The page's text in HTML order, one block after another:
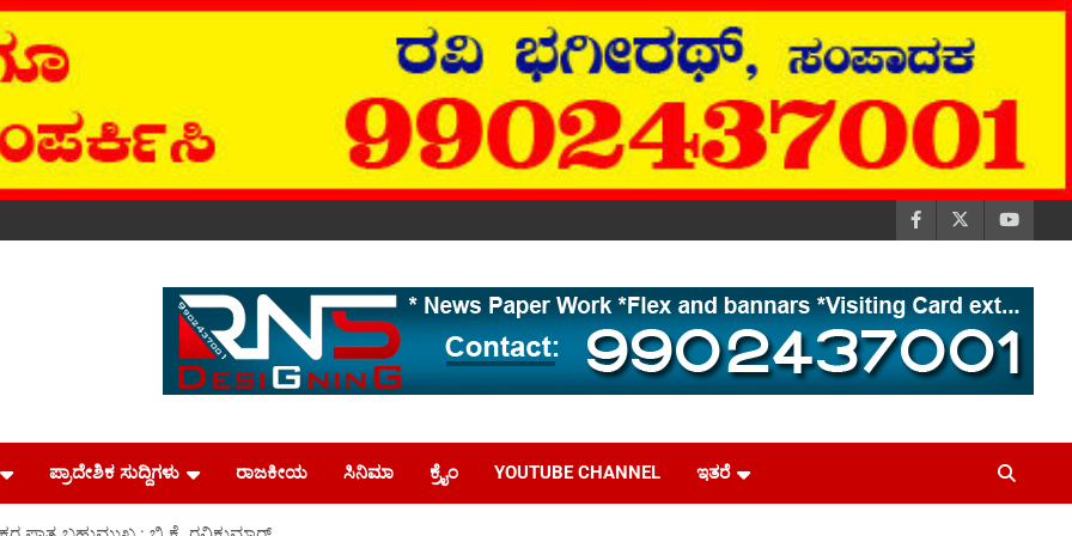
ಪ್ರಾದೇಶಿಕ ಸುದ್ದಿಗಳು ರಾಜಕೀಯ ಸಿನಿಮಾ ಕ್ರೈಂ YOUTUBE CHANNEL ಇತರೆ